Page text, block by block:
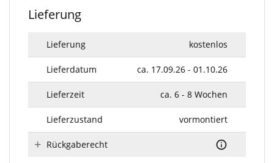
Lieferung
Lieferung kostenlos
Lieferdatum ca. 17.09.26 - 01.10.26
Lieferzeit ca. 6 - 8 Wochen
Lieferzustand vormontiert
Rückgaberecht